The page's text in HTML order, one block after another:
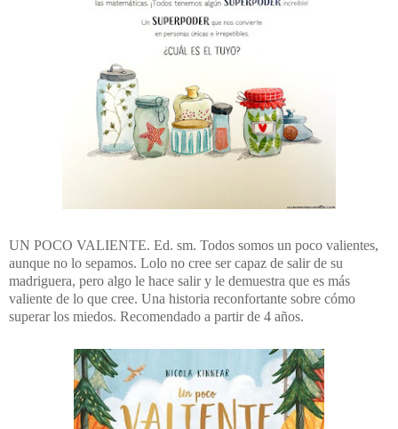
UN POCO VALIENTE. Ed. sm. Todos somos un poco valientes,
aunque no lo sepamos. Lolo no cree ser capaz de salir de su
madriguera, pero algo le hace salir y le demuestra que es más
valiente de lo que cree. Una historia reconfortante sobre cómo
superar los miedos. Recomendado a partir de 4 años.